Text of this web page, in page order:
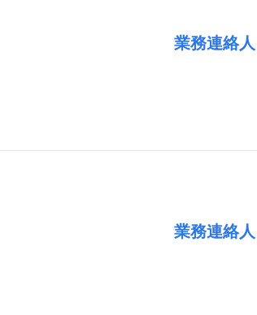
業務連絡人
業務連絡人